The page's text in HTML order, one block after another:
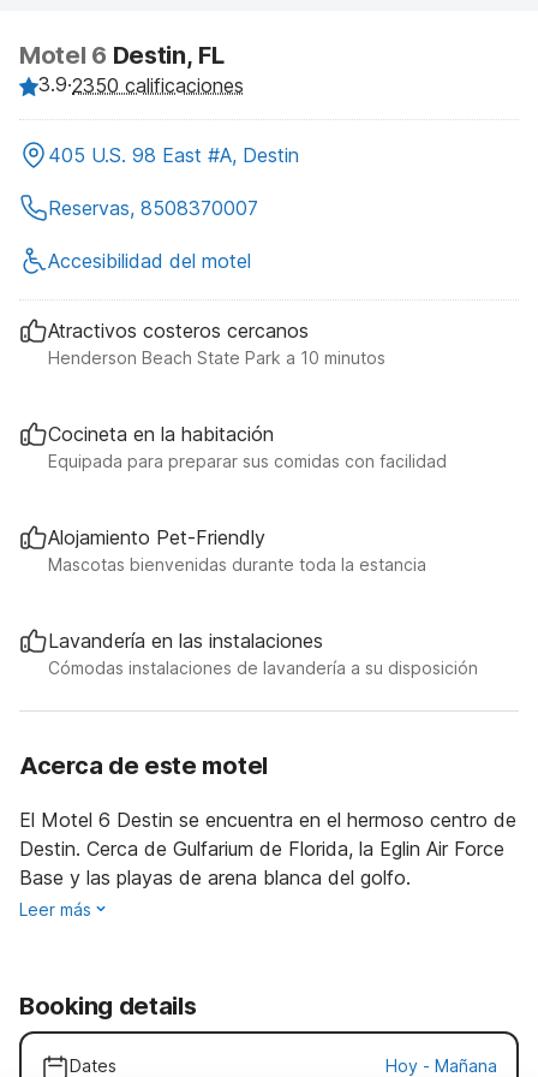
Motel 6 Destin, FL
3.9·2350 calificaciones
405 U.S. 98 East #A, Destin
Reservas, 8508370007
Accesibilidad del motel
Atractivos costeros cercanos
Henderson Beach State Park a 10 minutos
Cocineta en la habitación
Equipada para preparar sus comidas con facilidad
Alojamiento Pet-Friendly
Mascotas bienvenidas durante toda la estancia
Lavandería en las instalaciones
Cómodas instalaciones de lavandería a su disposición
Acerca de este motel
El Motel 6 Destin se encuentra en el hermoso centro de
Destin. Cerca de Gulfarium de Florida, la Eglin Air Force
Base y las playas de arena blanca del golfo.
Leer más
Booking details
Dates Hoy - Mañana